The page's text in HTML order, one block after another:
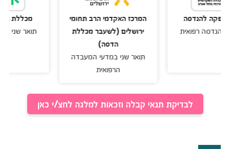
להנדסה
רפואית
המרכז האקדמי הרב תחומי
ירושלים (לשעבר מכללת
הדסה)
תואר שני במדעי המעבדה
הרפואית
מכללת אפקה
תואר שני
לבדיקת תנאי קבלה וזכאות למלגה לחצ/י כאן